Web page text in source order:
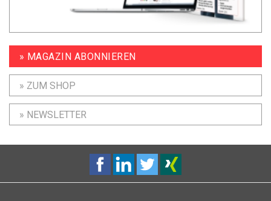
» MAGAZIN ABONNIEREN
» ZUM SHOP
» NEWSLETTER